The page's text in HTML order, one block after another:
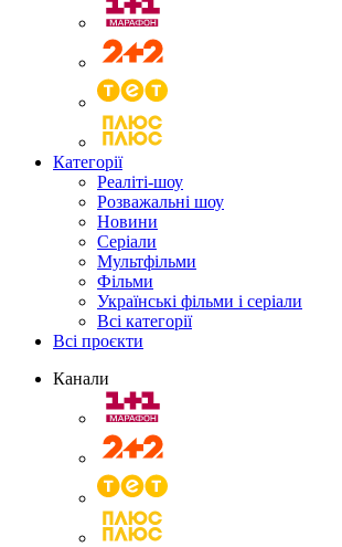
Категорії
Реаліті-шоу
Розважальні шоу
Новини
Серіали
Мультфільми
Фільми
Українські фільми і серіали
Всі категорії
Всі проєкти
Канали